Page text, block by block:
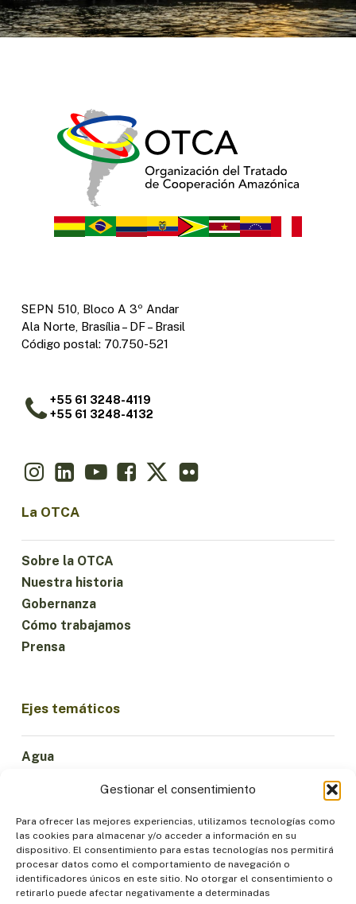
Gestionar el consentimiento
Para ofrecer las mejores experiencias, utilizamos tecnologías como
las cookies para almacenar y/o acceder a información en su
dispositivo. El consentimiento para estas tecnologías nos permitirá
procesar datos como el comportamiento de navegación o
identificadores únicos en este sitio. No otorgar el consentimiento o
retirarlo puede afectar negativamente a determinadas
SEPN 510, Bloco A 3º Andar
Ala Norte, Brasília – DF – Brasil
Código postal: 70.750-521
+55 61 3248-4119
+55 61 3248-4132
La OTCA
Sobre la OTCA
Nuestra historia
Gobernanza
Cómo trabajamos
Prensa
Ejes temáticos
Agua
Economía Sostenible
Bosques y Biodiversidad
Institucionalidad
Participación